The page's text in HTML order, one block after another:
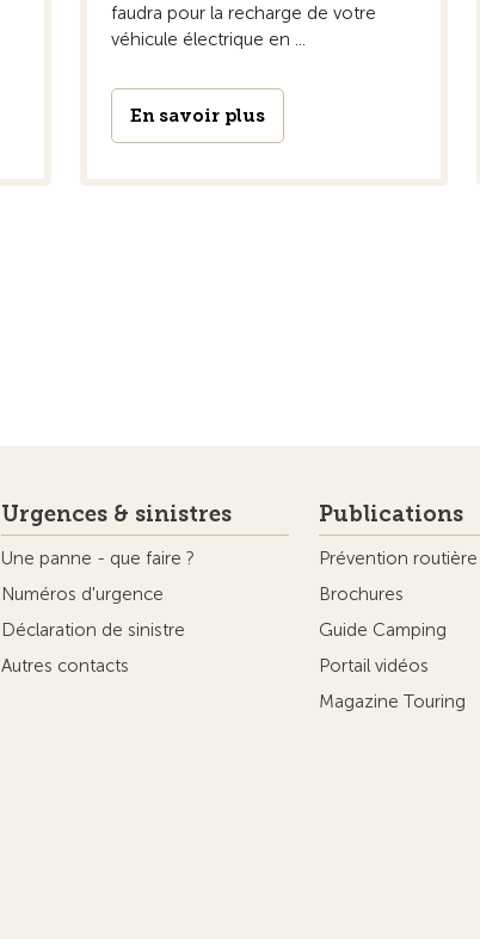
faudra pour la recharge de votre
véhicule électrique en ...
En savoir plus
Urgences & sinistres
Une panne - que faire ?
Numéros d'urgence
Déclaration de sinistre
Autres contacts
Publications
Prévention routière
Brochures
Guide Camping
Portail vidéos
Magazine Touring